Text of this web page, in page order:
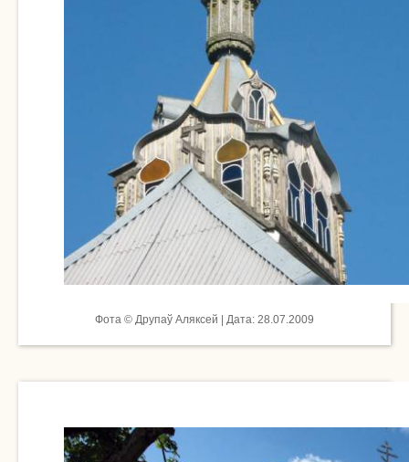
Фота © Друпаў Аляксей | Дата: 28.07.2009